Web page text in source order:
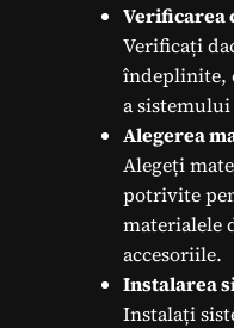
Verificarea
Verificați
îndeplinite,
a sistemului
Alegerea
Alegeți
potrivite
materialele
accesoriile.
Instalarea
Instalați